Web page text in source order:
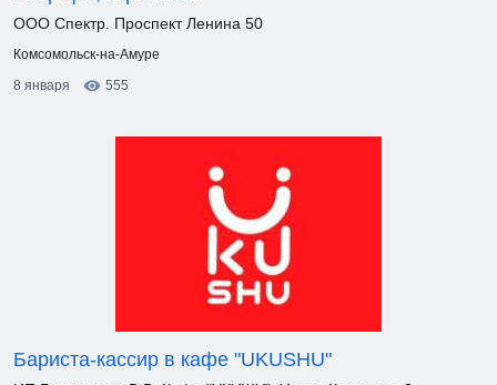
ООО Спектр. Проспект Ленина 50
Комсомольск-на-Амуре
8 января
555
Бариста-кассир в кафе "UKUSHU"